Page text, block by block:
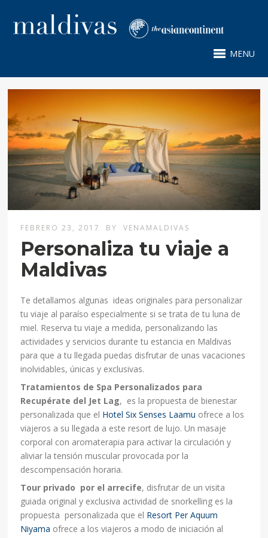
MENU
FEBRERO 23, 2017 BY VENAMALDIVAS
Personaliza tu viaje a
Maldivas
Te detallamos algunas ideas originales para personalizar
tu viaje al paraíso especialmente si se trata de tu luna de
miel. Reserva tu viaje a medida, personalizando las
actividades y servicios durante tu estancia en Maldivas
para que a tu llegada puedas disfrutar de unas vacaciones
inolvidables, únicas y exclusivas.
Tratamientos de Spa Personalizados para
Recupérate del Jet Lag, es la propuesta de bienestar
personalizada que el Hotel Six Senses Laamu ofrece a los
viajeros a su llegada a este resort de lujo. Un masaje
corporal con aromaterapia para activar la circulación y
aliviar la tensión muscular provocada por la
descompensación horaria.
Tour privado por el arrecife, disfrutar de un visita
guiada original y exclusiva actividad de snorkelling es la
propuesta personalizada que el Resort Per Aquum
Niyama ofrece a los viajeros a modo de iniciación al